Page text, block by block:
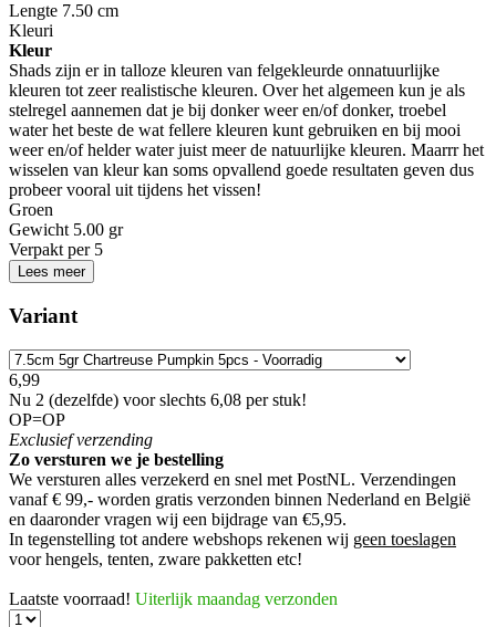
Lengte 7.50 cm
Kleuri
Kleur
Shads zijn er in talloze kleuren van felgekleurde onnatuurlijke
kleuren tot zeer realistische kleuren. Over het algemeen kun je als
stelregel aannemen dat je bij donker weer en/of donker, troebel
water het beste de wat fellere kleuren kunt gebruiken en bij mooi
weer en/of helder water juist meer de natuurlijke kleuren. Maarrr het
wisselen van kleur kan soms opvallend goede resultaten geven dus
probeer vooral uit tijdens het vissen!
Groen
Gewicht 5.00 gr
Verpakt per 5
Lees meer
Variant
6,99
Nu 2 (dezelfde) voor slechts 6,08 per stuk!
OP=OP
Exclusiefverzending
Zo versturen we je bestelling
We versturen alles verzekerd en snel met PostNL. Verzendingen
vanaf € 99,- worden gratis verzonden binnen Nederland en België
en daaronder vragen wij een bijdrage van €5,95.
In tegenstelling tot andere webshops rekenen wij geen toeslagen
voor hengels, tenten, zware pakketten etc!
Laatste voorraad! Uiterlijk maandag verzonden